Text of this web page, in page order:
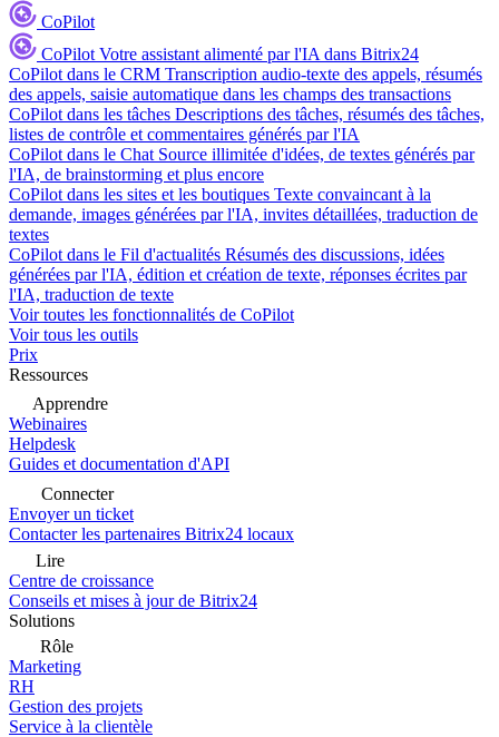
CoPilot
CoPilot Votre assistant alimenté par l'IA dans Bitrix24
CoPilot dans le CRM Transcription audio-texte des appels, résumés
des appels, saisie automatique dans les champs des transactions
CoPilot dans les tâches Descriptions des tâches, résumés des tâches,
listes de contrôle et commentaires générés par l'IA
CoPilot dans le Chat Source illimitée d'idées, de textes générés par
l'IA, de brainstorming et plus encore
CoPilot dans les sites et les boutiques Texte convaincant à la
demande, images générées par l'IA, invites détaillées, traduction de
textes
CoPilot dans le Fil d'actualités Résumés des discussions, idées
générées par l'IA, édition et création de texte, réponses écrites par
l'IA, traduction de texte
Voir toutes les fonctionnalités de CoPilot
Voir tous les outils
Prix
Ressources
Apprendre
Webinaires
Helpdesk
Guides et documentation d'API
Connecter
Envoyer un ticket
Contacter les partenaires Bitrix24 locaux
Lire
Centre de croissance
Conseils et mises à jour de Bitrix24
Solutions
Rôle
Marketing
RH
Gestion des projets
Service à la clientèle